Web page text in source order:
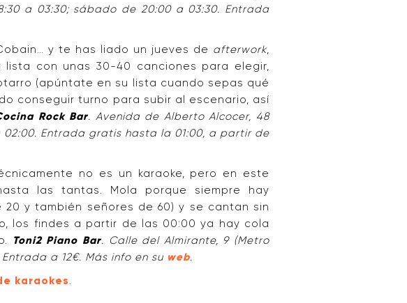
a 03:30; sábado de 20:00 a 03:30. Entrada
y te has liado un jueves de afterwork,
lista con unas 30-40 canciones para elegir,
(apúntate en su lista cuando sepas qué
conseguir turno para subir al escenario, así
Rock Bar. Avenida de Alberto Alcocer, 48
02:00. Entrada gratis hasta la 01:00, a partir de
no es un karaoke, pero en este
las tantas. Mola porque siempre hay
y también señores de 60) y se cantan sin
los findes a partir de las 00:00 ya hay cola
Toni2 Piano Bar. Calle del Almirante, 9 (Metro
a 12€. Más info en su web.
karaokes.